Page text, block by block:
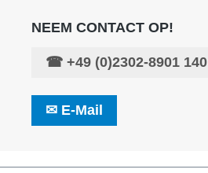
NEEM CONTACT OP!
☎ +49 (0)2302-8901 140
✉ E-Mail